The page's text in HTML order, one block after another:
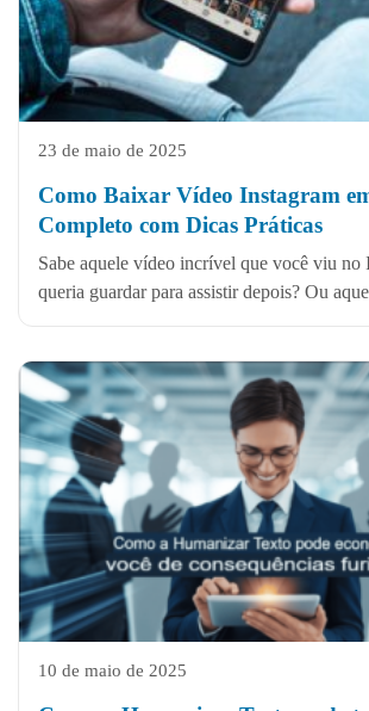
23 de maio de 2025
Como Baixar Vídeo Instagram
Completo com Dicas Práticas
Sabe aquele vídeo incrível que você viu no
queria guardar para assistir depois? Ou
10 de maio de 2025